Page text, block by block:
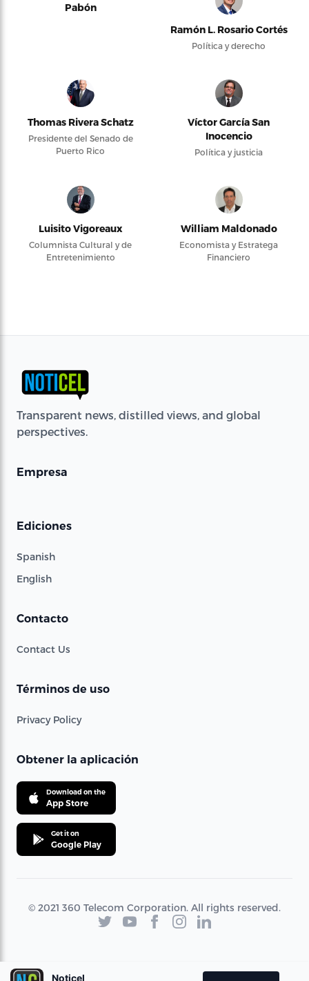
Pabón
Ramón L. Rosario Cortés
Política y derecho
Thomas Rivera Schatz
Presidente del Senado de
Puerto Rico
Víctor García San
Inocencio
Política y justicia
Luisito Vigoreaux
Columnista Cultural y de
Entretenimiento
William Maldonado
Economista y Estratega
Financiero
Transparent news, distilled views, and global
perspectives.
Empresa
Ediciones
Spanish
English
Contacto
Contact Us
Términos de uso
Privacy Policy
Obtener la aplicación
Download on the
App Store
Get it on
Google Play
© 2021 360 Telecom Corporation. All rights reserved.
Noticel